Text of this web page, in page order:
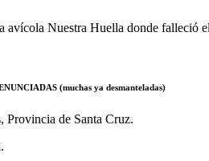
avícola Nuestra Huella donde falleció
(muchas ya desmanteladas)
Provincia de Santa Cruz.